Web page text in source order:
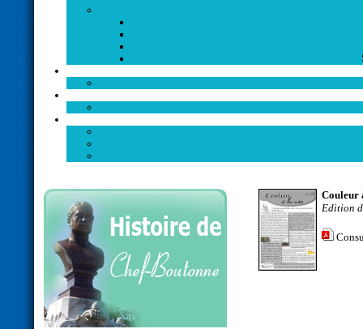
Couleur
Edition